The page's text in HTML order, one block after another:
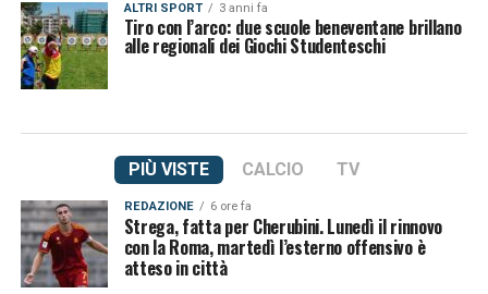
ALTRI SPORT 3 anni fa
Tiro con l’arco: due scuole beneventane brillano
alle regionali dei Giochi Studenteschi
PIÙ VISTE CALCIO TV
REDAZIONE 6 ore fa
Strega, fatta per Cherubini. Lunedì il rinnovo
con la Roma, martedì l’esterno offensivo è
atteso in città